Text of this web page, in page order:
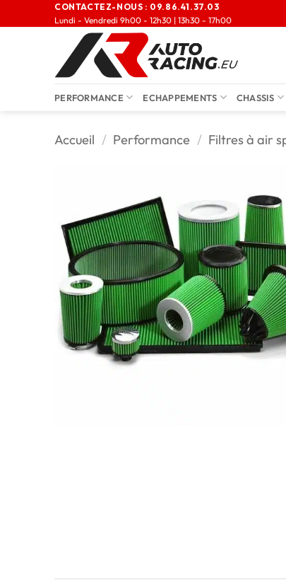
CONTACTEZ-NOUS : 09.86.41.37.03
Lundi - Vendredi 9h00 - 12h30 | 13h30 - 17h00
PERFORMANCE ECHAPPEMENTS CHASSIS
Accueil / Performance / Filtres à air